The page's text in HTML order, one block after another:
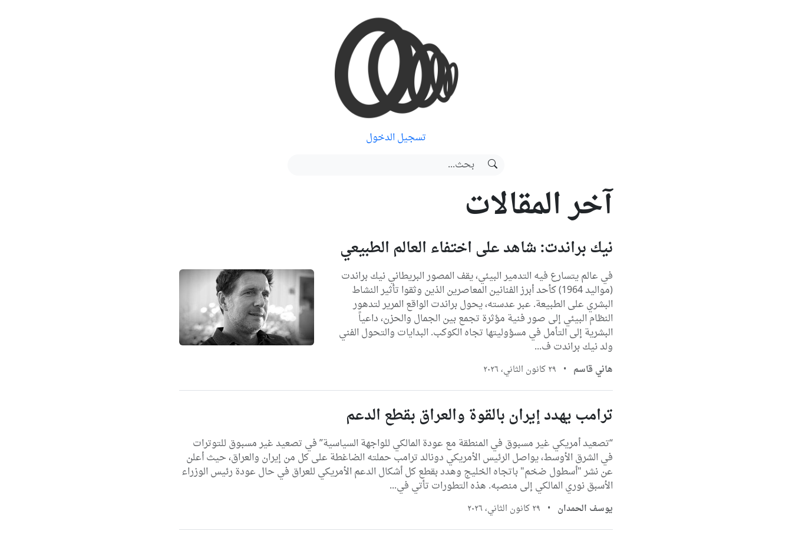
تسجيل الدخول
آخر المقالات
نيك براندت: شاهد على اختفاء العالم الطبيعي
في عالم يتسارع فيه التدمير البيئي، يقف المصور البريطاني نيك براندت
(مواليد 1964) كأحد أبرز الفنانين المعاصرين الذين وثقوا تأثير النشاط
البشري على الطبيعة. عبر عدسته، يحول براندت الواقع المرير لتدهور
النظام البيئي إلى صور فنية مؤثرة تجمع بين الجمال والحزن، داعياً
البشرية إلى التأمل في مسؤوليتها تجاه الكوكب. البدايات والتحول الفني
ولد نيك براندت ف...
هاني قاسم • ٢٩ كانون الثاني، ٢٠٢٦
ترامب يهدد إيران بالقوة والعراق بقطع الدعم
“تصعيد أمريكي غير مسبوق في المنطقة مع عودة المالكي للواجهة السياسية” في تصعيد غير مسبوق للتوترات
في الشرق الأوسط، يواصل الرئيس الأمريكي دونالد ترامب حملته الضاغطة على كل من إيران والعراق، حيث أعلن
عن نشر "أسطول ضخم" باتجاه الخليج وهدد بقطع كل أشكال الدعم الأمريكي للعراق في حال عودة رئيس الوزراء
الأسبق نوري المالكي إلى منصبه. هذه التطورات تأتي في...
يوسف الحمدان • ٢٩ كانون الثاني، ٢٠٢٦